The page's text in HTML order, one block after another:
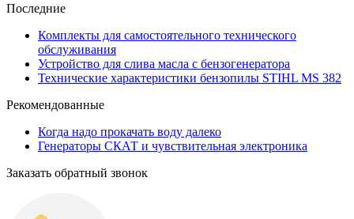
Последние
Комплекты для самостоятельного технического
обслуживания
Устройство для слива масла с бензогенератора
Технические характеристики бензопилы STIHL MS 382
Рекомендованные
Когда надо прокачать воду далеко
Генераторы СКАТ и чувствительная электроника
Заказать обратный звонок